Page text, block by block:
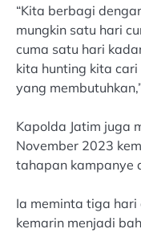
“Kita berbagi
mungkin satu hari
cuma satu hari
kita hunting kita
yang
Kapolda Jatim juga
November 2023
tahapan kampanye
Ia meminta tiga
kemarin menjadi